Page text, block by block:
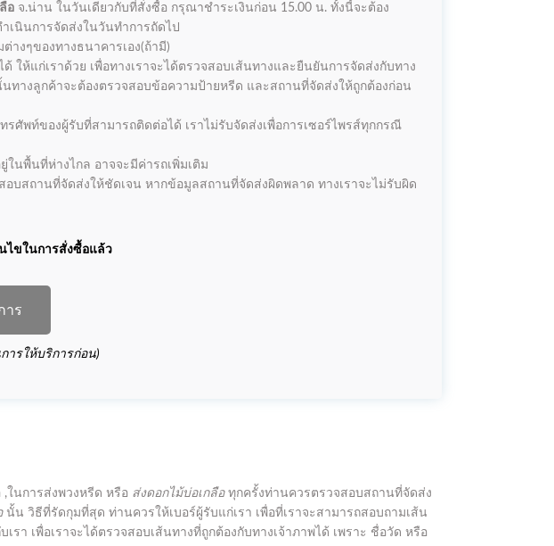
อ จ.น่าน ในวันเดียวกับที่สั่งซื้อ กรุณาชำระเงินก่อน 15.00 น. ทั้งนี้จะต้อง
เนินการจัดส่งในวันทำการถัดไป
างๆของทางธนาคารเอง(ถ้ามี)
ห้แก่เราด้วย เพื่อทางเราจะได้ตรวจสอบเส้นทางและยืนยันการจัดส่งกับทาง
างลูกค้าจะต้องตรวจสอบข้อความป้ายหรีด และสถานที่จัดส่งให้ถูกต้องก่อน
ศัพท์ของผู้รับที่สามารถติดต่อได้ เราไม่รับจัดส่งเพื่อการเซอร์ไพรส์ทุกกรณี
นพื้นที่ห่างไกล อาจจะมีค่ารถเพิ่มเติม
บสถานที่จัดส่งให้ชัดเจน หากข้อมูลสถานที่จัดส่งผิดพลาด ทางเราจะไม่รับผิด
ไขในการสั่งซื้อแล้ว
าร
ารให้บริการก่อน)
นการส่งพวงหรีด หรือ ส่งดอกไม้บ่อเกลือทุกครั้งท่านควรตรวจสอบสถานที่จัดส่ง
นั้น วิธีที่รัดกุมที่สุด ท่านควรให้เบอร์ผู้รับแก่เรา เพื่อที่เราจะสามารถสอบถามเส้น
า เพื่อเราจะได้ตรวจสอบเส้นทางที่ถูกต้องกับทางเจ้าภาพได้ เพราะ ชื่อวัด หรือ